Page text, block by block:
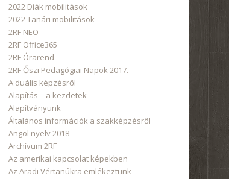
2022 Diák mobilitások
2022 Tanári mobilitások
2RF NEO
2RF Office365
2RF Órarend
2RF Őszi Pedagógiai Napok 2017.
A duális képzésről
Alapítás – a kezdetek
Alapítványunk
Általános információk a szakképzésről
Angol nyelv 2018
Archívum 2RF
Az amerikai kapcsolat képekben
Az Aradi Vértanúkra emlékeztünk